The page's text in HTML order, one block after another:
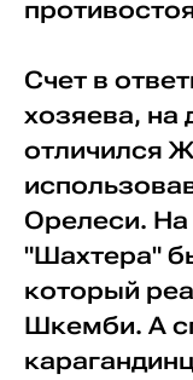
Счет в
хозяева, на
отличился
Орелеси. На
"Шахтера"
который
Шкемби. А